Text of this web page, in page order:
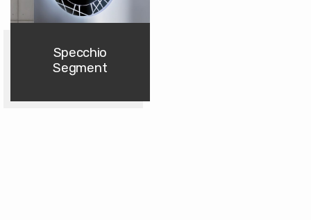
Specchio
Segment